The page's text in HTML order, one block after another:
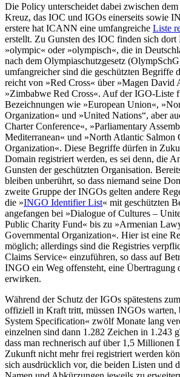
Die Policy unterscheidet dabei zwischen
Kreuz, das IOC und IGOs einerseits sowie
erstere hat ICANN eine umfangreiche Liste
erstellt. Zu Gunsten des IOC finden sich
»olympic« oder »olympisch«, die in
nach dem Olympiaschutzgesetz
umfangreicher sind die geschützten Begriffe
reicht von »Red Cross« über »Magen David
»Zimbabwe Red Cross«. Auf der IGO-Liste
Bezeichnungen wie »European Union«,
Organization« und »United Nations“, aber
Charter Conference«, »Parliamentary
Mediterranean« und »North Atlantic Salmon
Organization«. Diese Begriffe dürfen in
Domain registriert werden, es sei denn, die
Gunsten der geschützten Organisation.
bleiben unberührt, so dass niemand seine
zweite Gruppe der INGOs gelten andere
die »INGO Identifier List« mit geschützten
angefangen bei »Dialogue of Cultures –
Public Charity Fund« bis zu »Armenian
Governmental Organization«. Hier ist eine
möglich; allerdings sind die Registries
Claims Service« einzuführen, so dass auf
INGO ein Weg offensteht, eine Übertragung
erwirken.
Während der Schutz der IGOs spätestens
offiziell in Kraft tritt, müssen INGOs warten,
System Specification« zwölf Monate lang
einzelnen sind dann 1.282 Zeichen in 1.243
dass man rechnerisch auf über 1,5 Millionen
Zukunft nicht mehr frei registriert werden
sich ausdrücklich vor, die beiden Listen und